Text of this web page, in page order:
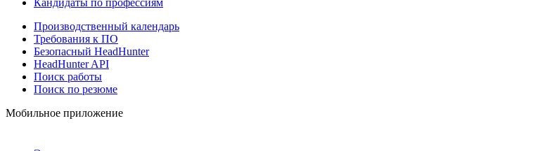
Производственный календарь
Требования к ПО
Безопасный HeadHunter
HeadHunter API
Поиск работы
Поиск по резюме
Мобильное приложение